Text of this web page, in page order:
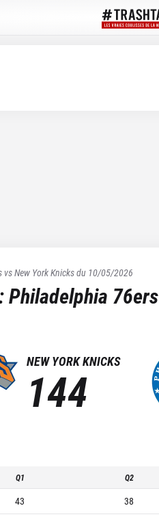
vsNew York Knicksdu 10/05/2026
Philadelphia 76ers
NEW YORK KNICKS
144
Q1 Q2
43 38